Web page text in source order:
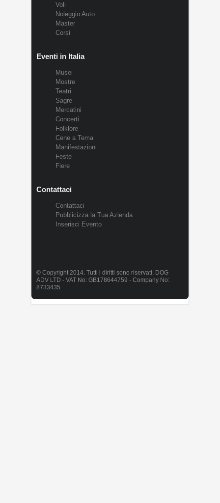
Voli
Noleggio Auto
Master
Corsi
Eventi in Italia
Musei
Mostre
Teatri
Sagre
Mercatini
Concerti
Folklore
Cene a Tema
Manifestazioni
Feste
Fiere
Contattaci
Contattaci
Pubblicizza la Tua Azienda
Inserisci Evento
© Copyright 2014. Tutti i diritti sono riservati. DOG
ADV LTD - VAT No: GB178644759 - Company No:
8733435